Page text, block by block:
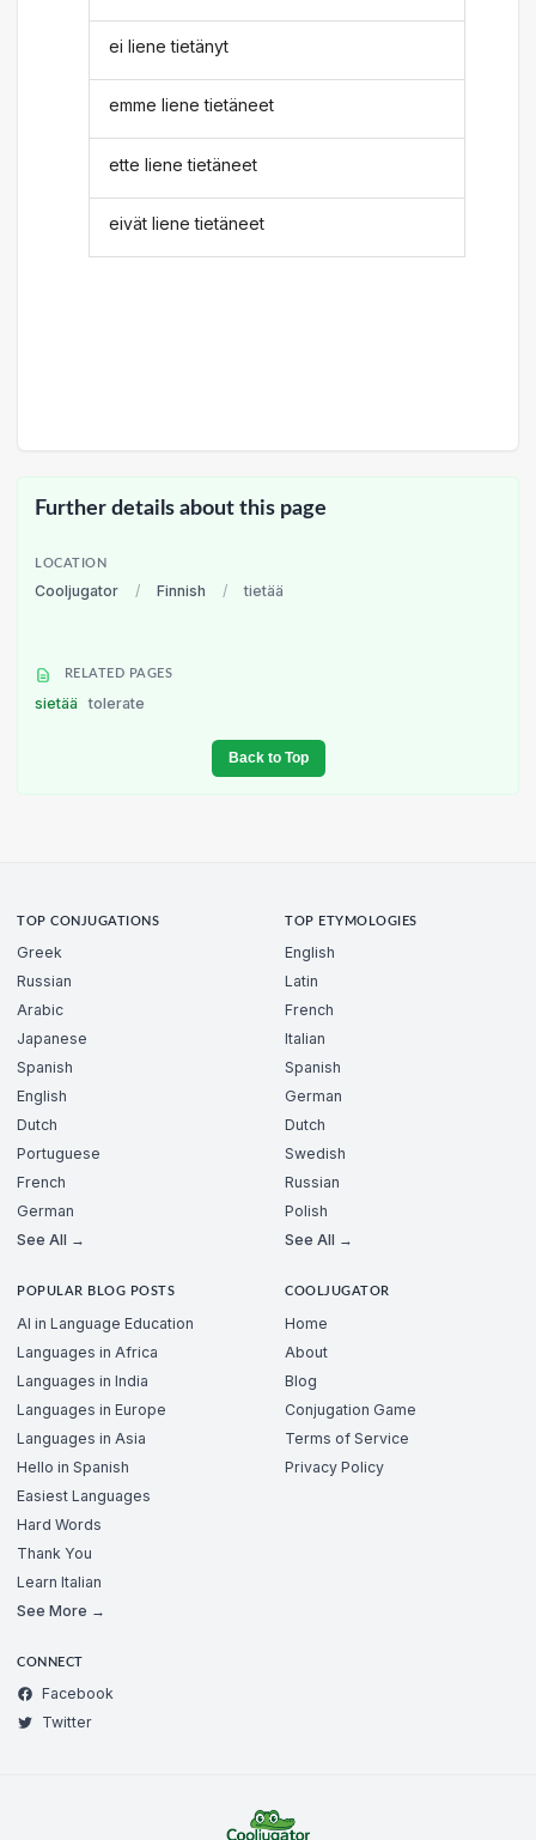
ei liene tietänyt
emme liene tietäneet
ette liene tietäneet
eivät liene tietäneet
Further details about this page
LOCATION
Cooljugator / Finnish / tietää
RELATED PAGES
sietää tolerate
Back to Top
TOP CONJUGATIONS
Greek
Russian
Arabic
Japanese
Spanish
English
Dutch
Portuguese
French
German
See All →
TOP ETYMOLOGIES
English
Latin
French
Italian
Spanish
German
Dutch
Swedish
Russian
Polish
See All →
POPULAR BLOG POSTS
AI in Language Education
Languages in Africa
Languages in India
Languages in Europe
Languages in Asia
Hello in Spanish
Easiest Languages
Hard Words
Thank You
Learn Italian
See More →
COOLJUGATOR
Home
About
Blog
Conjugation Game
Terms of Service
Privacy Policy
CONNECT
Facebook
Twitter